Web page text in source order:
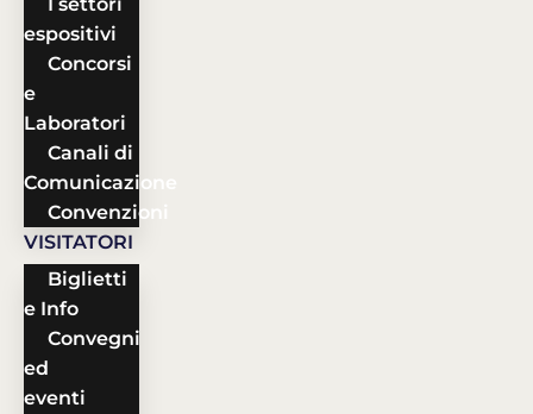
espositivi
Concorsi
e
Laboratori
Canali di
Comunicazione
Convenzioni
VISITATORI
Biglietti
e Info
Convegni
ed
eventi